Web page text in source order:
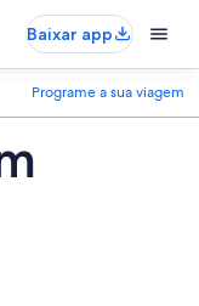
Baixar app
Programe a sua viagem